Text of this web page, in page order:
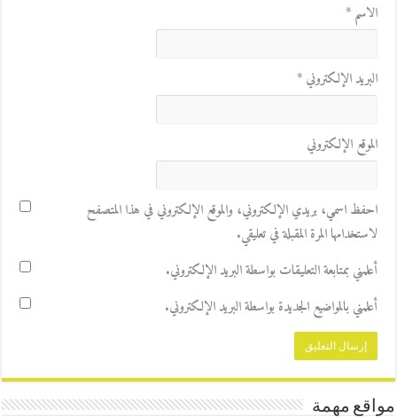
الاسم*
البريد الإلكتروني*
الموقع الإلكتروني
احفظ اسمي، بريدي الإلكتروني، والموقع الإلكتروني في هذا المتصفح
لاستخدامها المرة المقبلة في تعليقي.
أعلمني بمتابعة التعليقات بواسطة البريد الإلكتروني.
أعلمني بالمواضيع الجديدة بواسطة البريد الإلكتروني.
مواقع مهمة